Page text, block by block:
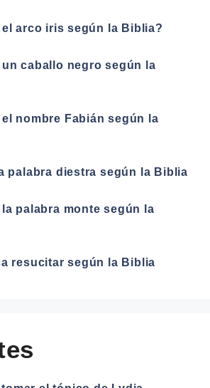
arco iris según la Biblia?
caballo negro según la
nombre Fabián según la
palabra diestra según la Biblia
palabra monte según la
resucitar según la Biblia